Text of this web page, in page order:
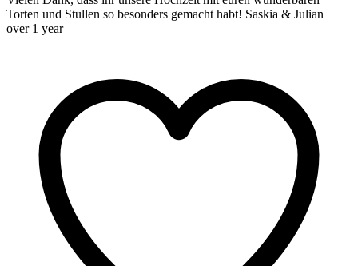
Torten und Stullen so besonders gemacht habt! Saskia & Julian
over 1 year